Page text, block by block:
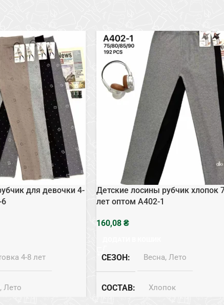
для девочки 4-
6
4-8 лет
Лето
Детские лосины рубчик хлопок
лет оптом A402-1
₴
СЕЗОН Весна, Лето
СОСТАВ Хлопок